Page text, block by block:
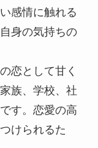
感情に触れる
身の気持ちの
恋として甘く
族、学校、社
す。恋愛の高
けられるた